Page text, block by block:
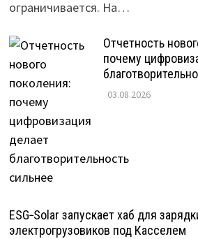
ограничивается. На…
Отчетность
почему
03.08.2026
ESG‑Solar запускает хаб для
электрогрузовиков под Касселем